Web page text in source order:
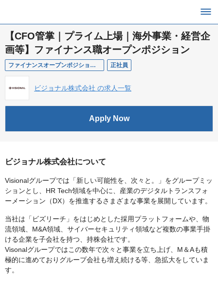
【CFO管掌｜プライム上場｜海外事業・経営企
画等】ファイナンス職オープンポジション
ファイナンスオープンポジション／ビジョナル株式会社 正社員
ビジョナル株式会社 の求人一覧
Apply Now
ビジョナル株式会社について
Visionalグループでは「新しい可能性を、次々と。」をグループミッ
ションとし、HR Tech領域を中心に、産業のデジタルトランスフォ
ーメーション（DX）を推進するさまざまな事業を展開しています。
当社は「ビズリーチ」をはじめとした採用プラットフォームや、物
流領域、M&A領域、サイバーセキュリティ領域など複数の事業手掛
ける企業を子会社を持つ、持株会社です。
Visonalグループではこの数年で次々と事業を立ち上げ、M＆Aも積
極的に進めておりグループ会社も増え続ける等、急拡大をしていま
す。